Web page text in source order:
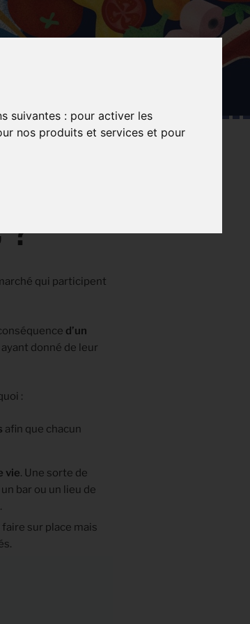
suivantes : pour activer les
nos produits et services et pour
?
qui participent
d’un
donné de leur
:
afin que chacun
vie. Une sorte de
bar ou un lieu de
sur place mais